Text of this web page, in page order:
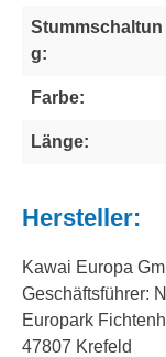
Stummschaltun
g:
Farbe:
Länge:
Hersteller:
Kawai Europa
Geschäftsführer:
Europark
47807 Krefeld